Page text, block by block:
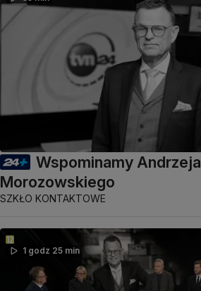
Wspominamy Andrzeja
Morozowskiego
SZKŁO KONTAKTOWE
1 godz 25 min